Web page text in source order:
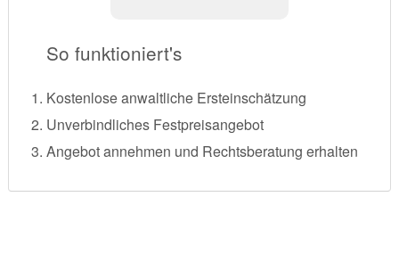
So funktioniert's
Kostenlose anwaltliche Ersteinschätzung
Unverbindliches Festpreisangebot
Angebot annehmen und Rechtsberatung erhalten